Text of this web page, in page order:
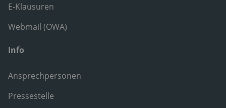
E-Klausuren
Webmail (OWA)
Info
Ansprechpersonen
Pressestelle